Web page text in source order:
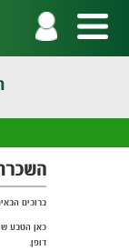
ברוכים
כאן הטבע
דופן.